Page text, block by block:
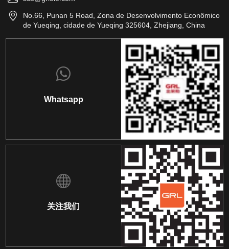
No.66, Punan 5 Road, Zona de Desenvolvimento Econômico
de Yueqing, cidade de Yueqing 325604, Zhejiang, China
Whatsapp
关注我们